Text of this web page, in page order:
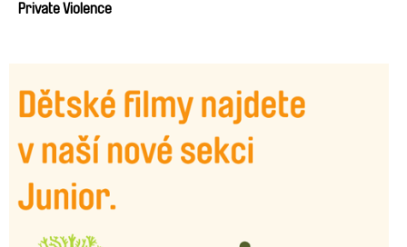
Private Violence